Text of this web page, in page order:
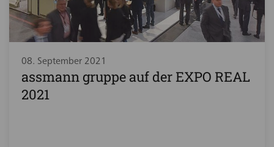
08. September 2021
assmann gruppe auf der EXPO REAL
2021